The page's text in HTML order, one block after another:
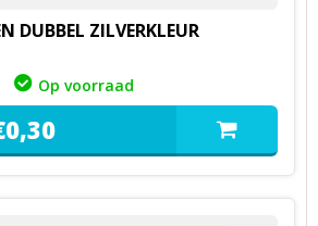
DUBBEL ZILVERKLEUR
Op voorraad
0,30